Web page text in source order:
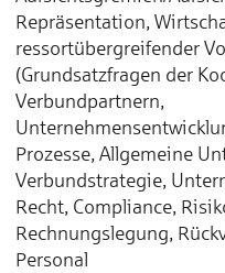
Repräsentation,
ressortübergreifender
(Grundsatzfragen der
Verbundpartnern,
Prozesse, Allgemeine
Verbundstrategie,
Recht, Compliance,
Rechnungslegung,
Personal